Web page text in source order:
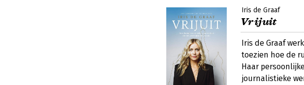
Iris de Graaf
Vrijuit
Iris de Graaf
toezien hoe de
Haar
journalistieke